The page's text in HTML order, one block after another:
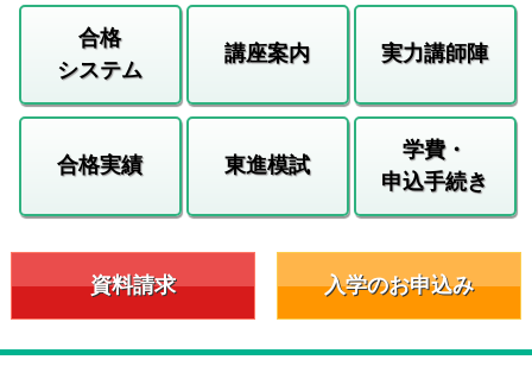
合格
システム
講座案内 実力講師陣
合格実績 東進模試
学費・
申込手続き
資料請求 入学のお申込み